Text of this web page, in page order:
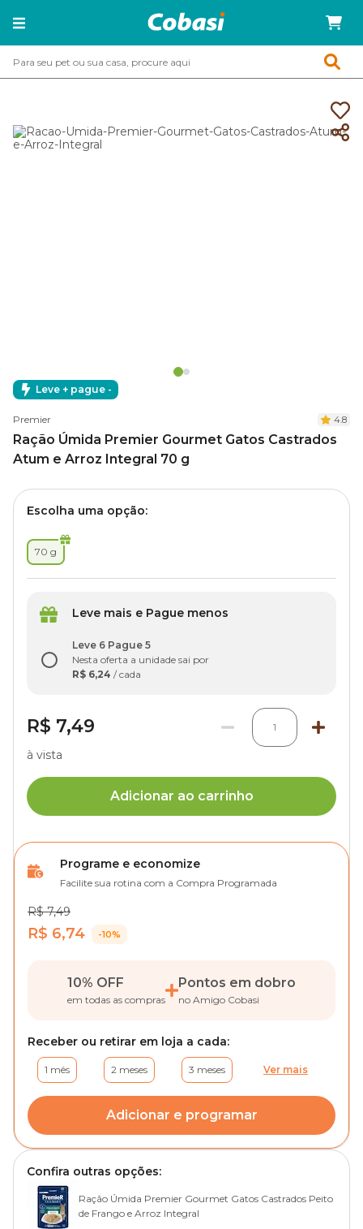
Leve + pague -
Premier 4.8
Ração Úmida Premier Gourmet Gatos Castrados
Atum e Arroz Integral 70 g
Escolha uma opção:
70 g
Leve mais e Pague menos
Leve 6 Pague 5
Nesta oferta a unidade sai por
R$ 6,24 / cada
R$ 7,49 1
à vista
Adicionar ao carrinho
Programe e economize
Facilite sua rotina com a Compra Programada
R$ 7,49
R$ 6,74 -10%
10% OFF
em todas as compras
Pontos em dobro
no Amigo Cobasi
Receber ou retirar em loja a cada:
1 mês 2 meses 3 meses Ver mais
Adicionar e programar
Confira outras opções:
Ração Úmida Premier Gourmet Gatos Castrados Peito
de Frango e Arroz Integral